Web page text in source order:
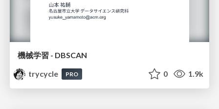
機械学習 - DBSCAN
trycycle
PRO 0 1.9k